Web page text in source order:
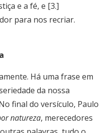
e a fé, e [3.]
para nos recriar.
Há uma frase em
da nossa
final do versículo, Paulo
natureza, merecedores